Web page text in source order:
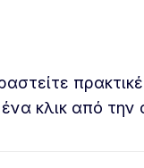
κλικ από την